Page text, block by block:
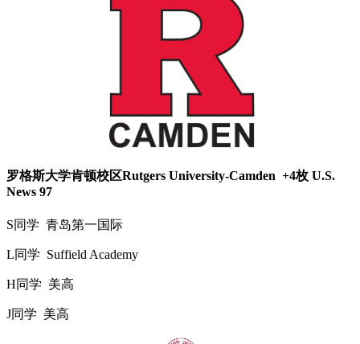
罗格斯大学肯顿校区Rutgers University-Camden +4枚 U.S.
News 97
S同学 青岛第一国际
L同学 Suffield Academy
H同学 美高
J同学 美高